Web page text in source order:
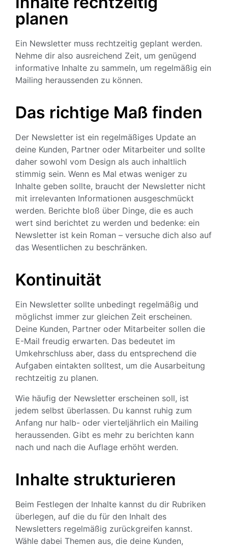
planen
Ein Newsletter muss rechtzeitig geplant werden.
Nehme dir also ausreichend Zeit, um genügend
informative Inhalte zu sammeln, um regelmäßig ein
Mailing heraussenden zu können.
Das richtige Maß finden
Der Newsletter ist ein regelmäßiges Update an
deine Kunden, Partner oder Mitarbeiter und sollte
daher sowohl vom Design als auch inhaltlich
stimmig sein. Wenn es Mal etwas weniger zu
Inhalte geben sollte, braucht der Newsletter nicht
mit irrelevanten Informationen ausgeschmückt
werden. Berichte bloß über Dinge, die es auch
wert sind berichtet zu werden und bedenke: ein
Newsletter ist kein Roman – versuche dich also auf
das Wesentlichen zu beschränken.
Kontinuität
Ein Newsletter sollte unbedingt regelmäßig und
möglichst immer zur gleichen Zeit erscheinen.
Deine Kunden, Partner oder Mitarbeiter sollen die
E-Mail freudig erwarten. Das bedeutet im
Umkehrschluss aber, dass du entsprechend die
Aufgaben eintakten solltest, um die Ausarbeitung
rechtzeitig zu planen.
Wie häufig der Newsletter erscheinen soll, ist
jedem selbst überlassen. Du kannst ruhig zum
Anfang nur halb- oder vierteljährlich ein Mailing
heraussenden. Gibt es mehr zu berichten kann
nach und nach die Auflage erhöht werden.
Inhalte strukturieren
Beim Festlegen der Inhalte kannst du dir Rubriken
überlegen, auf die du für den Inhalt des
Newsletters regelmäßig zurückgreifen kannst.
Wähle dabei Themen aus, die deine Kunden,